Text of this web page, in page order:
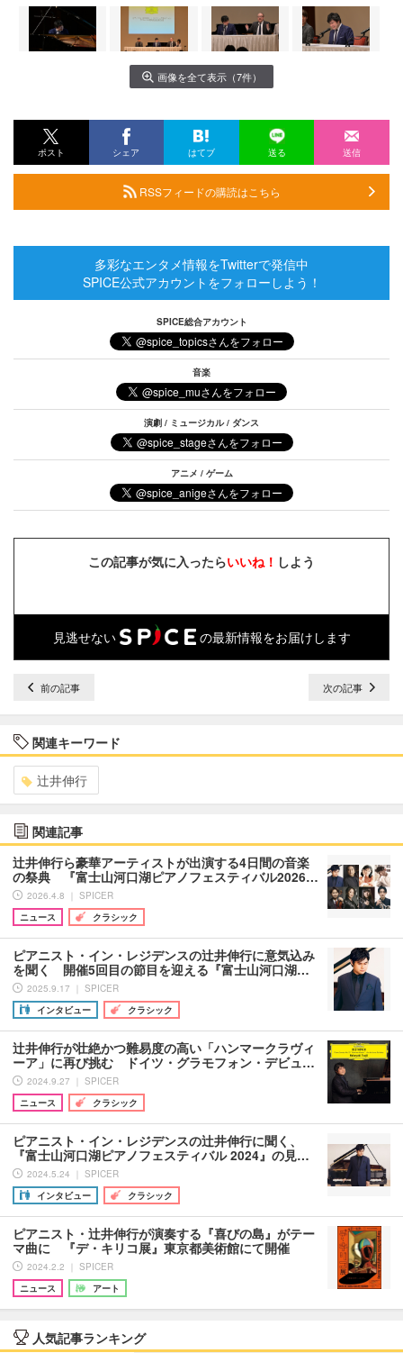
画像を全て表示（7件）
ポスト シェア はてブ 送る 送信
RSSフィードの購読はこちら
多彩なエンタメ情報をTwitterで発信中
SPICE公式アカウントをフォローしよう！
SPICE総合アカウント
音楽
演劇 / ミュージカル / ダンス
アニメ / ゲーム
この記事が気に入ったらいいね！ しよう
見逃せない の最新情報をお届けします
前の記事 次の記事
関連キーワード
辻井伸行
関連記事
辻井伸行ら豪華アーティストが出演する4日間の音楽
の祭典 『富士山河口湖ピアノフェスティバル2026…
2026.4.8 ｜ SPICER
ニュース
クラシック
ピアニスト・イン・レジデンスの辻井伸行に意気込み
を聞く 開催5回目の節目を迎える『富士山河口湖…
2025.9.17 ｜ SPICER
インタビュー
クラシック
辻井伸行が壮絶かつ難易度の高い「ハンマークラヴィ
ーア」に再び挑む ドイツ・グラモフォン・デビュ…
2024.9.27 ｜ SPICER
ニュース
クラシック
ピアニスト・イン・レジデンスの辻井伸行に聞く、
『富士山河口湖ピアノフェスティバル 2024』の見…
2024.5.24 ｜ SPICER
インタビュー
クラシック
ピアニスト・辻井伸行が演奏する『喜びの島』がテー
マ曲に 『デ・キリコ展』東京都美術館にて開催
2024.2.2 ｜ SPICER
ニュース
アート
人気記事ランキング